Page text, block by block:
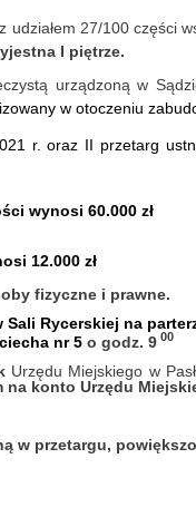
udziałem 27/100 części
jestna I piętrze.
urządzoną w
w otoczeniu
r. oraz II przetarg
wynosi 60.000 zł
12.000 zł
fizyczne i prawne.
Sali Rycerskiej na
nr 5 o godz. 9 00
Urzędu Miejskiego w
konto Urzędu
przetargu,